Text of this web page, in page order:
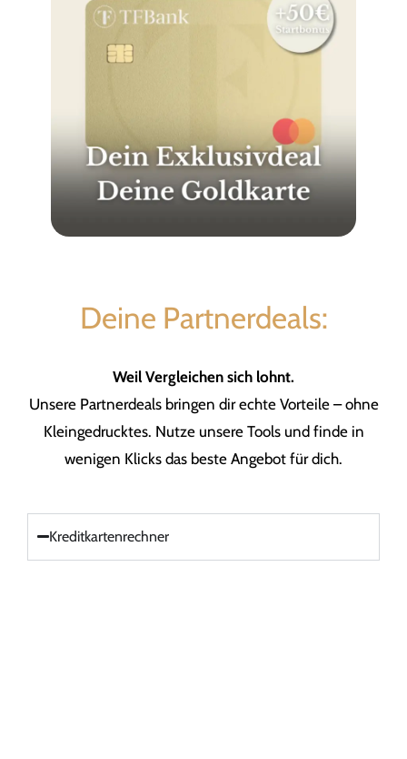
Deine Partnerdeals:
Weil Vergleichen sich lohnt.
Unsere Partnerdeals bringen dir echte Vorteile – ohne
Kleingedrucktes. Nutze unsere Tools und finde in
wenigen Klicks das beste Angebot für dich.
Kreditkartenrechner